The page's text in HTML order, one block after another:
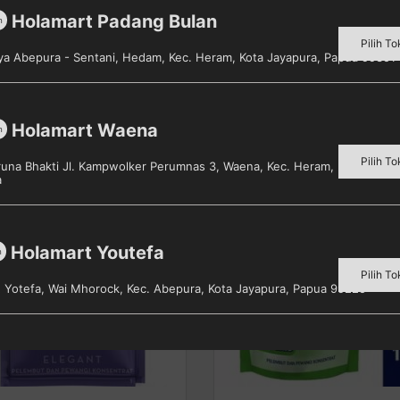
Anda bisa memilih Molto Pewangi Pakaian untuk
Holamart Padang Bulan
Abepura - Sentani, Hedam, Kec. Heram, Kota Jayapura, Papua 99351
Pilih
Holamart Waena
Bhakti Jl. Kampwolker Perumnas 3, Waena, Kec. Heram, Kota Pilih
Holamart Youtefa
Yotefa, Wai Mhorock, Kec. Abepura, Kota Jayapura, Papua 99225
Pilih